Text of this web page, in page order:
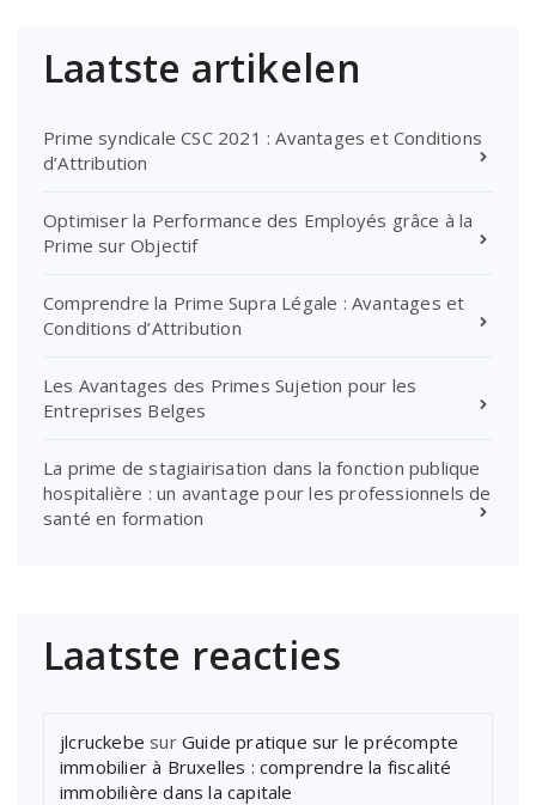
Laatste artikelen
Prime syndicale CSC 2021 : Avantages et Conditions
d’Attribution
Optimiser la Performance des Employés grâce à la
Prime sur Objectif
Comprendre la Prime Supra Légale : Avantages et
Conditions d’Attribution
Les Avantages des Primes Sujetion pour les
Entreprises Belges
La prime de stagiairisation dans la fonction publique
hospitalière : un avantage pour les professionnels de
santé en formation
Laatste reacties
jlcruckebe sur Guide pratique sur le précompte
immobilier à Bruxelles : comprendre la fiscalité
immobilière dans la capitale